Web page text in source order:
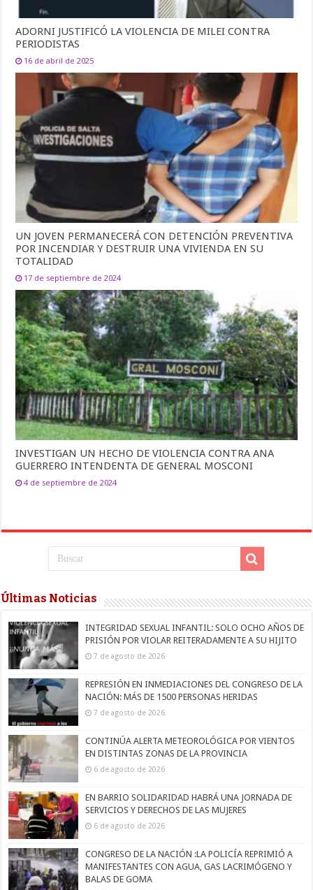
ADORNI JUSTIFICÓ LA VIOLENCIA DE MILEI CONTRA
PERIODISTAS
16 de abril de 2025
UN JOVEN PERMANECERÁ CON DETENCIÓN PREVENTIVA
POR INCENDIAR Y DESTRUIR UNA VIVIENDA EN SU
TOTALIDAD
17 de septiembre de 2024
INVESTIGAN UN HECHO DE VIOLENCIA CONTRA ANA
GUERRERO INTENDENTA DE GENERAL MOSCONI
4 de septiembre de 2024
Últimas Noticias
INTEGRIDAD SEXUAL INFANTIL: SOLO OCHO AÑOS DE
PRISIÓN POR VIOLAR REITERADAMENTE A SU HIJITO
7 de agosto de 2026
REPRESIÓN EN INMEDIACIONES DEL CONGRESO DE LA
NACIÓN: MÁS DE 1500 PERSONAS HERIDAS
7 de agosto de 2026
CONTINÚA ALERTA METEOROLÓGICA POR VIENTOS
EN DISTINTAS ZONAS DE LA PROVINCIA
6 de agosto de 2026
EN BARRIO SOLIDARIDAD HABRÁ UNA JORNADA DE
SERVICIOS Y DERECHOS DE LAS MUJERES
6 de agosto de 2026
CONGRESO DE LA NACIÓN :LA POLICÍA REPRIMIÓ A
MANIFESTANTES CON AGUA, GAS LACRIMÓGENO Y
BALAS DE GOMA